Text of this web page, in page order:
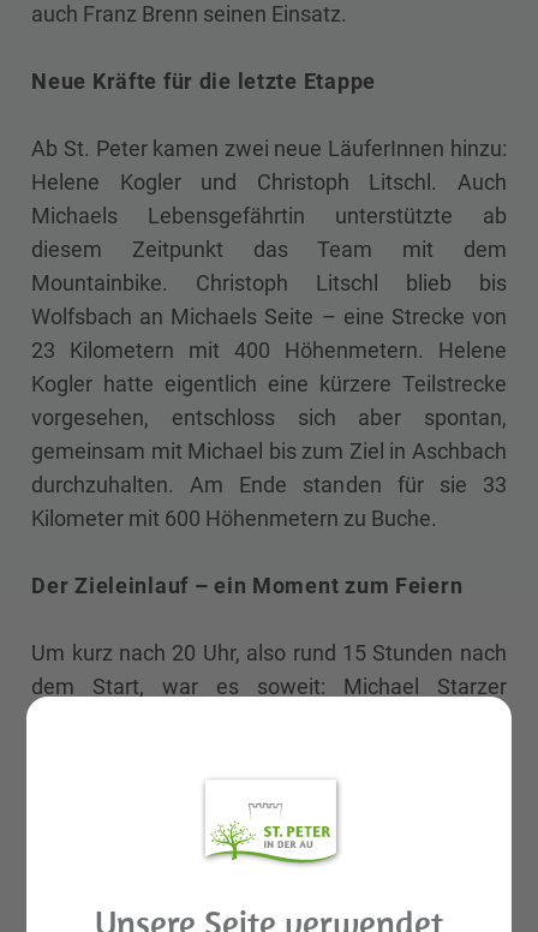
auch Franz Brenn seinen Einsatz.
Neue Kräfte für die letzte Etappe
Ab St. Peter kamen zwei neue LäuferInnen hinzu:
Helene Kogler und Christoph Litschl. Auch
Michaels Lebensgefährtin unterstützte ab
diesem Zeitpunkt das Team mit dem
Mountainbike. Christoph Litschl blieb bis
Wolfsbach an Michaels Seite – eine Strecke von
23 Kilometern mit 400 Höhenmetern. Helene
Kogler hatte eigentlich eine kürzere Teilstrecke
vorgesehen, entschloss sich aber spontan,
gemeinsam mit Michael bis zum Ziel in Aschbach
durchzuhalten. Am Ende standen für sie 33
Kilometer mit 600 Höhenmetern zu Buche.
Der Zieleinlauf – ein Moment zum Feiern
Um kurz nach 20 Uhr, also rund 15 Stunden nach
dem Start, war es soweit: Michael Starzer
die beiden Radbegleiter ins Ziel, wo bereits
Freunde, Familie, Nachbarn und viele
Laufbegeisterte warteten. Der Empfang war
Unsere Seite verwendet